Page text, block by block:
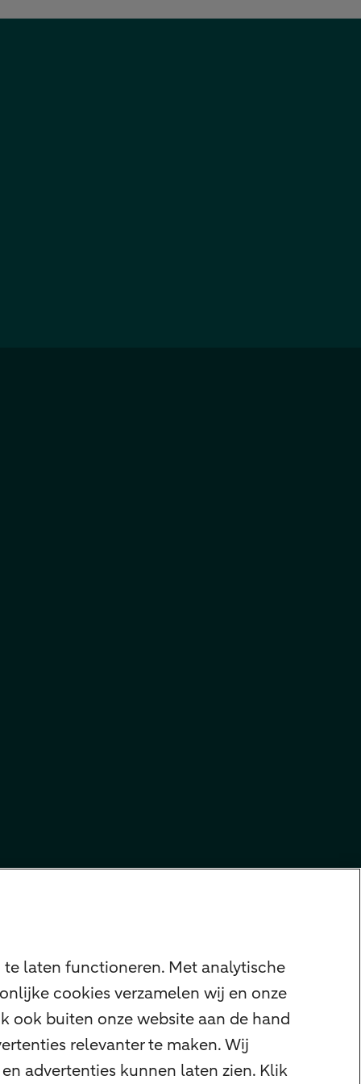
laten functioneren. Met analytische
cookies verzamelen wij en onze
ook buiten onze website aan de hand
relevanter te maken. Wij
advertenties kunnen laten zien. Klik